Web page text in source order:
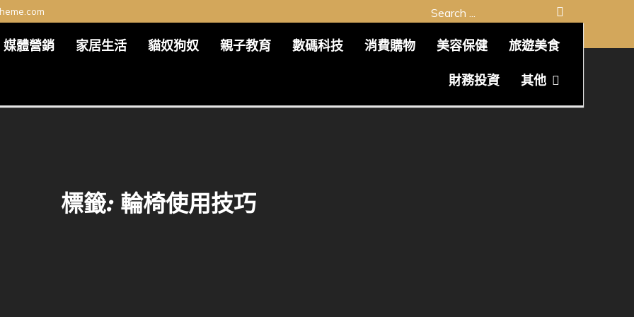
Search
媒體營銷 家居生活 貓奴狗奴 親子教育 數碼科技 消費購物 美容保健 旅遊美食
財務投資 其他
標籤: 輪椅使用技巧